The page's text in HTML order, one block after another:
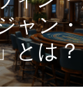
ャン
とは？